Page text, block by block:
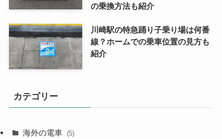
の乗換方法も紹介
川崎駅の特急踊り子乗り場は何番
線？ホームでの乗車位置の見方も
紹介
カテゴリー
海外の電車 (5)